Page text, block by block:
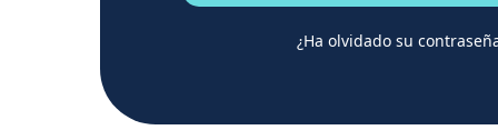
¿Ha olvidado su